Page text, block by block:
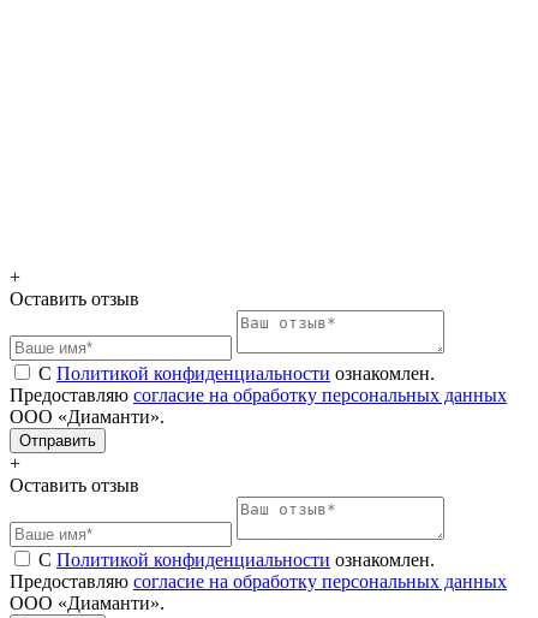
+
Оставить отзыв
С Политикой конфиденциальности ознакомлен.
Предоставляю согласие на обработку персональных данных
ООО «Диаманти».
+
Оставить отзыв
С Политикой конфиденциальности ознакомлен.
Предоставляю согласие на обработку персональных данных
ООО «Диаманти».